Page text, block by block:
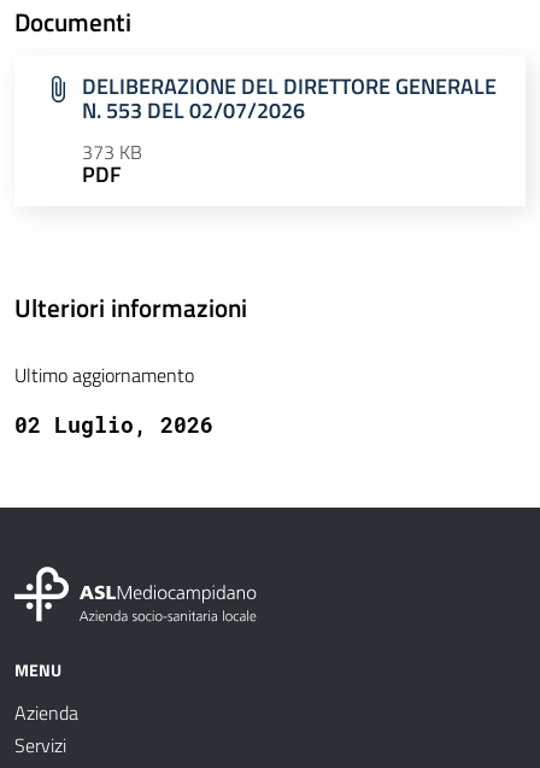
Documenti
DELIBERAZIONE DEL DIRETTORE GENERALE
N. 553 DEL 02/07/2026
373 KB
PDF
Ulteriori informazioni
Ultimo aggiornamento
02 Luglio, 2026
MENU
Azienda
Servizi